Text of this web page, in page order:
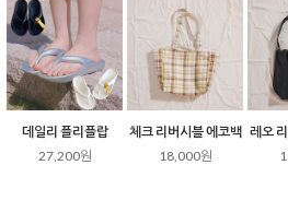
데일리 플리플랍
27,200원
체크 리버시블 에코백
18,000원
레오